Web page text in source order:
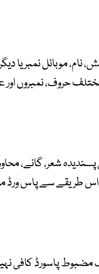
نام، موبائل نمبر یا
حروف، نمبروں
شعر، گانے،
اس طریقے سے پاس ورڈ
مضبوط پاسورڈ کافی